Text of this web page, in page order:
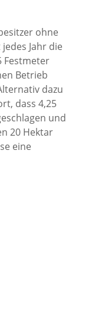
ohne
Jahr die
Festmeter
Betrieb
dazu
dass 4,25
und
20 Hektar
eine